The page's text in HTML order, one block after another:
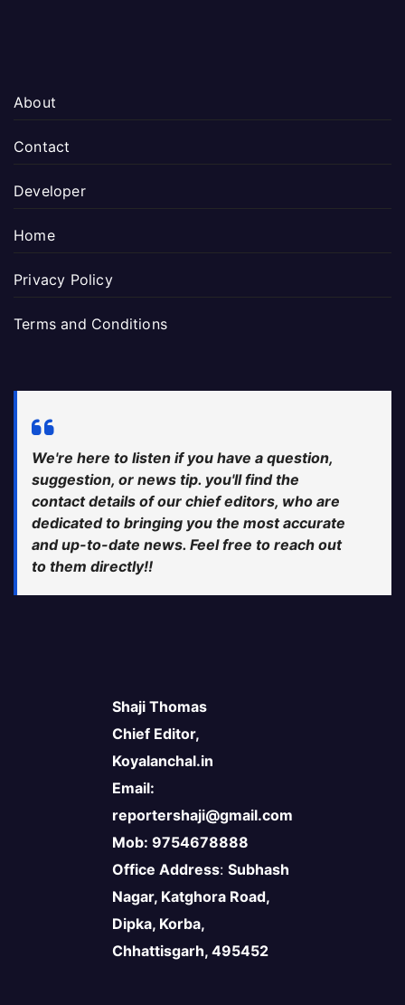
About
Contact
Developer
Home
Privacy Policy
Terms and Conditions
We're here to listen if you have a question,
suggestion, or news tip. you'll find the
contact details of our chief editors, who are
dedicated to bringing you the most accurate
and up-to-date news. Feel free to reach out
to them directly!!
Shaji Thomas
Chief Editor,
Koyalanchal.in
Email:
reportershaji@gmail.com
Mob: 9754678888
Office Address: Subhash
Nagar, Katghora Road,
Dipka, Korba,
Chhattisgarh, 495452